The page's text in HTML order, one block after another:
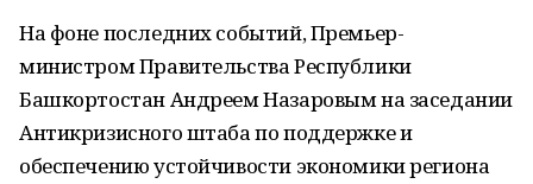
На фоне последних событий, Премьер-
министром Правительства Республики
Башкортостан Андреем Назаровым на заседании
Антикризисного штаба по поддержке и
обеспечению устойчивости экономики региона